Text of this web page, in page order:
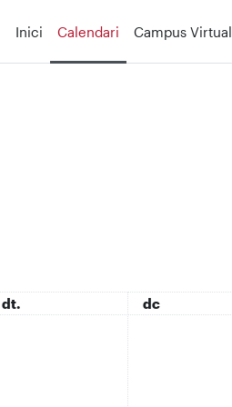
Inici
Calendari Campus Virtual
dimarts
dt. dimecres
dc